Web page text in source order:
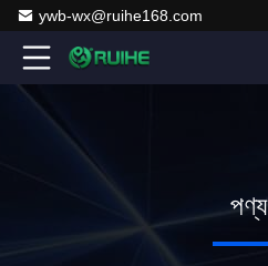
ywb-wx@ruihe168.com
পণ্য